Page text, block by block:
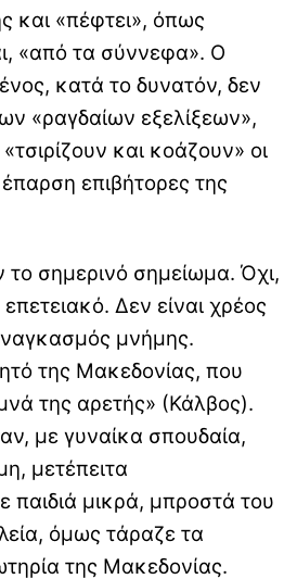
και «πέφτει», όπως
«από τα σύννεφα». Ο
κατά το δυνατόν, δεν
«ραγδαίων εξελίξεων»,
και κοάζουν» οι
επιβήτορες της
σημερινό σημείωμα. Όχι,
Δεν είναι χρέος
μνήμης.
της Μακεδονίας, που
της αρετής» (Κάλβος).
με γυναίκα σπουδαία,
μετέπειτα
μικρά, μπροστά του
όμως τάραζε τα
της Μακεδονίας.